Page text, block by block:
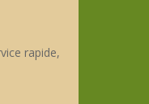
rapide,